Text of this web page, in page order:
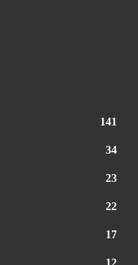
141
34
23
22
17
12